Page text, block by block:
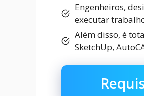
Engenheiros,
executar
Além disso, é
SketchUp,